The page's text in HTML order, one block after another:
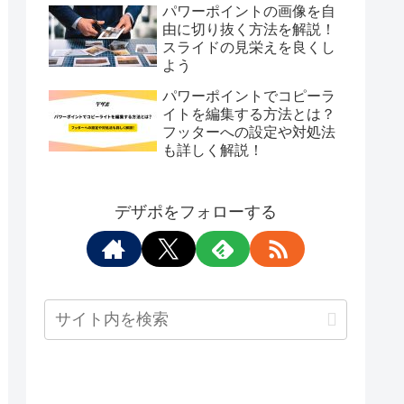
パワーポイントの画像を自
由に切り抜く方法を解説！
スライドの見栄えを良くし
よう
パワーポイントでコピーラ
イトを編集する方法とは？
フッターへの設定や対処法
も詳しく解説！
デザポをフォローする